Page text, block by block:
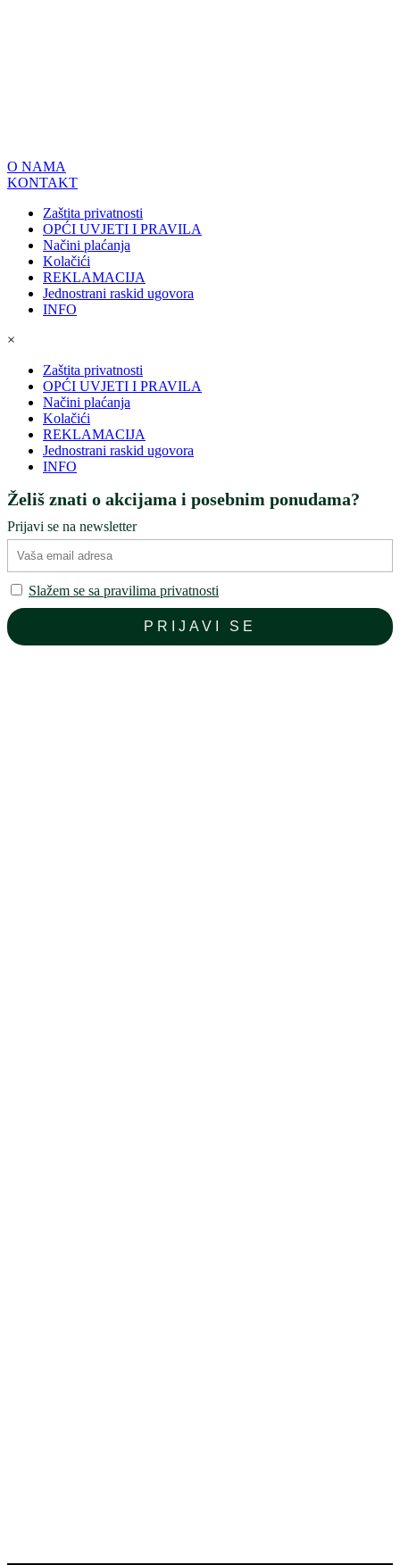
O NAMA
KONTAKT
Zaštita privatnosti
OPĆI UVJETI I PRAVILA
Načini plaćanja
Kolačići
REKLAMACIJA
Jednostrani raskid ugovora
INFO
×
Zaštita privatnosti
OPĆI UVJETI I PRAVILA
Načini plaćanja
Kolačići
REKLAMACIJA
Jednostrani raskid ugovora
INFO
Želiš znati o akcijama i posebnim ponudama?
Prijavi se na newsletter
Slažem se sa pravilima privatnosti